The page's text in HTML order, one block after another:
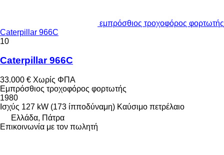
εμπρόσθιος τροχοφόρος φορτωτής
Caterpillar 966C
10
Caterpillar 966C
33.000 € Χωρίς ΦΠΑ
Εμπρόσθιος τροχοφόρος φορτωτής
1980
Ισχύς 127 kW (173 ίπποδύναμη) Καύσιμο πετρέλαιο
Ελλάδα, Πάτρα
Επικοινωνία με τον πωλητή